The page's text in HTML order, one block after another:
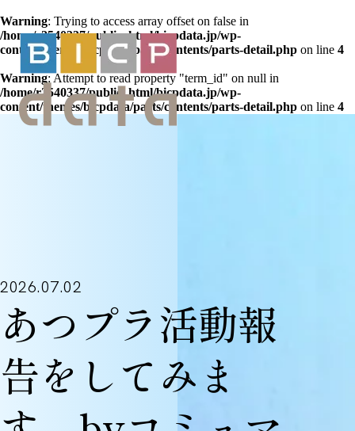
Warning: Trying to access array offset on false in
/home/r2540337/public_html/bicpdata.jp/wp-
content/themes/bicpdata/parts/contents/parts-detail.php on line 4
Warning: Attempt to read property "term_id" on null in
/home/r2540337/public_html/bicpdata.jp/wp-
content/themes/bicpdata/parts/contents/parts-detail.php on line 4
あつプラ活動報
告をしてみま
2026.07.02